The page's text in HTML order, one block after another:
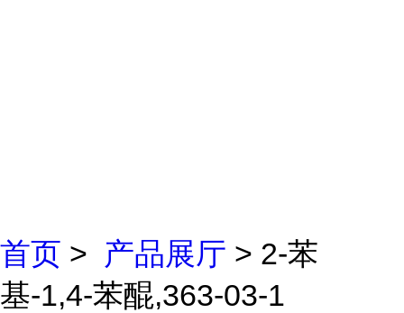
首页 > 产品展厅 > 2-苯
基-1,4-苯醌,363-03-1